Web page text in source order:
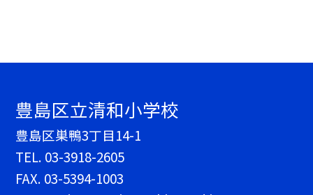
豊島区立清和小学校
豊島区巣鴨3丁目14-1
TEL. 03-3918-2605
FAX. 03-5394-1003